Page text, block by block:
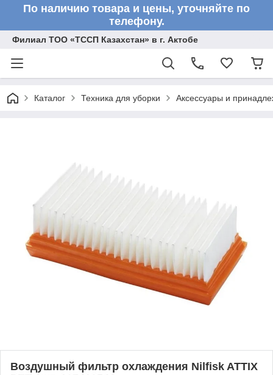
По наличию товара и цены, уточняйте по
телефону.
Филиал ТОО «ТССП Казахстан» в г. Актобе
Каталог Техника для уборки Аксессуары и
Воздушный фильтр охлаждения Nilfisk ATTIX